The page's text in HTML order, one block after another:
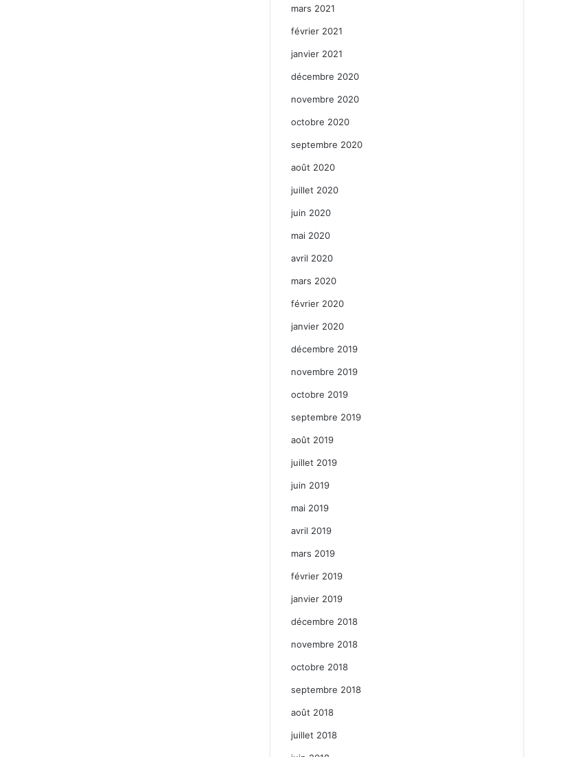
mars 2021
février 2021
janvier 2021
décembre 2020
novembre 2020
octobre 2020
septembre 2020
août 2020
juillet 2020
juin 2020
mai 2020
avril 2020
mars 2020
février 2020
janvier 2020
décembre 2019
novembre 2019
octobre 2019
septembre 2019
août 2019
juillet 2019
juin 2019
mai 2019
avril 2019
mars 2019
février 2019
janvier 2019
décembre 2018
novembre 2018
octobre 2018
septembre 2018
août 2018
juillet 2018